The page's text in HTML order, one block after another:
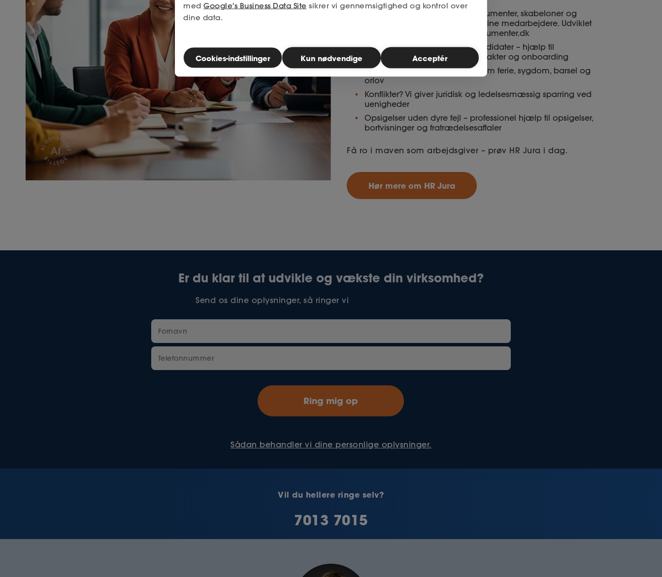
Adgang til alle de juridiske dokumenter, skabeloner og
kontrakter du har brug for ifm. dine medarbejdere. Udviklet
af Selskabsadvokaterne for dokumenter.dk
Tiltræk og ansæt de rigtige kandidater – hjælp til
stillingsopslag, ansættelseskontrakter og onboarding
Få styr på fravær - rådgivning om ferie, sygdom, barsel og
orlov
Konflikter? Vi giver juridisk og ledelsesmæssig sparring ved
uenigheder
Opsigelser uden dyre fejl – professionel hjælp til opsigelser,
bortvisninger og fratrædelsesaftaler
Få ro i maven som arbejdsgiver – prøv HR Jura i dag.
Hør mere om HR Jura
Er du klar til at udvikle og vækste din virksomhed?
Send os dine oplysninger, så ringer vi
Sådan behandler vi dine personlige oplysninger.
Vil du hellere ringe selv?
7013 7015
med Google's Business Data Site sikrer vi gennemsigtighed og kontrol over
dine data.
Cookies-indstillinger Kun nødvendige Acceptér